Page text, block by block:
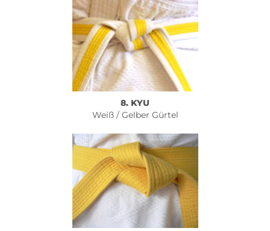
8. KYU
Weiß / Gelber Gürtel